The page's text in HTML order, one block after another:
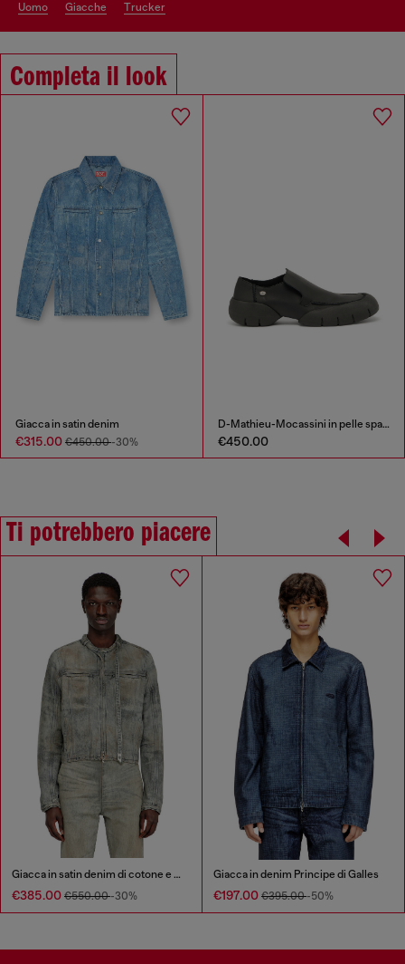
uomo giacche trucker
Completa il look
Giacca in satin denim
€315.00 €450.00-30%
D-Mathieu-Mocassini in pelle spazzolata con suola in gomma
€450.00
Ti potrebbero piacere
Giacca in satin denim di cotone e canapa
€385.00 €550.00-30%
Giacca in denim Principe di Galles
€197.00 €395.00-50%